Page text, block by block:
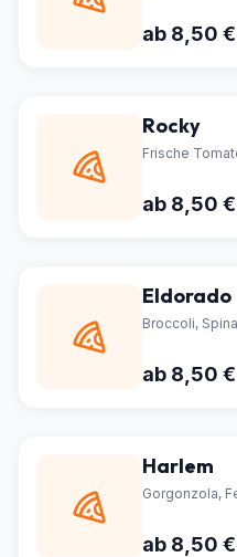
ab 8,50 €
Rocky
Frische
ab 8,50 €
Eldorado
Broccoli,
ab 8,50 €
Harlem
Gorgonzola,
ab 8,50 €